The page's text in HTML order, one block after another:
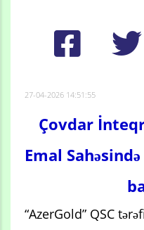
27-04-2026 14:51:55
Çovdar
Emal
“AzerGold” QSC